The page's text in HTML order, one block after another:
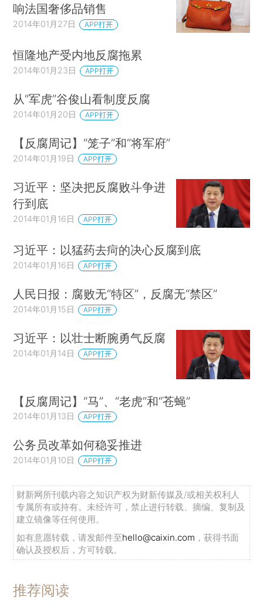
响法国奢侈品销售
2014年01月27日 APP打开
恒隆地产受内地反腐拖累
2014年01月23日 APP打开
从“军虎”谷俊山看制度反腐
2014年01月20日 APP打开
【反腐周记】“笼子”和“将军府”
2014年01月19日 APP打开
习近平：坚决把反腐败斗争进
行到底
2014年01月16日 APP打开
习近平：以猛药去疴的决心反腐到底
2014年01月16日 APP打开
人民日报：腐败无“特区”，反腐无“禁区”
2014年01月15日 APP打开
习近平：以壮士断腕勇气反腐
2014年01月14日 APP打开
【反腐周记】“马”、“老虎”和“苍蝇”
2014年01月13日 APP打开
公务员改革如何稳妥推进
2014年01月10日 APP打开
财新网所刊载内容之知识产权为财新传媒及/或相关权利人
专属所有或持有。未经许可，禁止进行转载、摘编、复制及
建立镜像等任何使用。
如有意愿转载，请发邮件至hello@caixin.com ，获得书面
确认及授权后，方可转载。
推荐阅读